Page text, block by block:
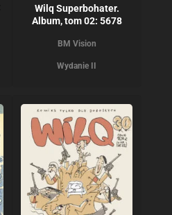
Wilq Superbohater.
Album, tom 02: 5678
BM Vision
Wydanie II